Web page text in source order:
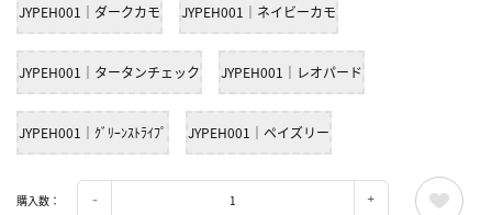
JYPEH001｜ダークカモ JYPEH001｜ネイビーカモ
JYPEH001｜タータンチェック JYPEH001｜レオパード
JYPEH001｜ｸﾞﾘｰﾝｽﾄﾗｲﾌﾟ JYPEH001｜ペイズリー
購入数：